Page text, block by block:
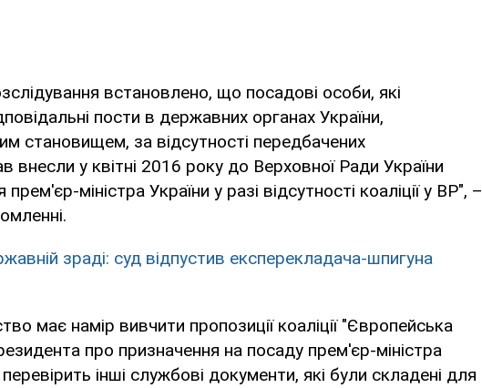
встановлено, що посадові особи, які
пости в державних органах України,
становищем, за відсутності передбачених
внесли у квітні 2016 року до Верховної Ради України
міністра України у разі відсутності коаліції у ВР", –
зраді: суд відпустив експерекладача-шпигуна
має намір вивчити пропозиції коаліції "Європейська
про призначення на посаду прем'єр-міністра
інші службові документи, які були складені для